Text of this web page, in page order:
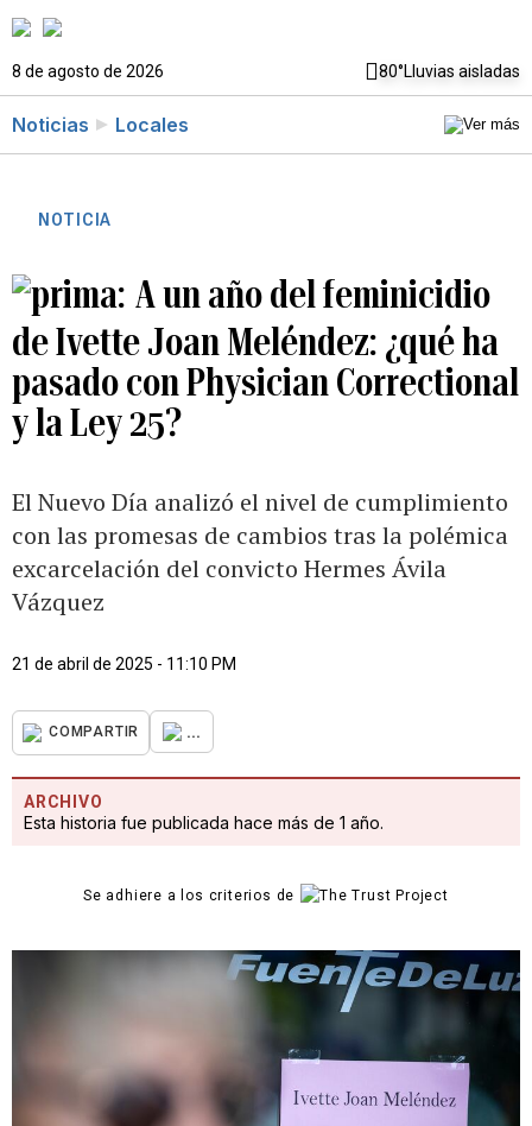
8 de agosto de 2026 80°Lluvias aisladas
Noticias Locales
NOTICIA
A un año del feminicidio
de Ivette Joan Meléndez: ¿qué ha
pasado con Physician Correctional
y la Ley 25?
El Nuevo Día analizó el nivel de cumplimiento
con las promesas de cambios tras la polémica
excarcelación del convicto Hermes Ávila
Vázquez
21 de abril de 2025 - 11:10 PM
COMPARTIR ...
ARCHIVO
Esta historia fue publicada hace más de 1 año.
Se adhiere a los criterios de